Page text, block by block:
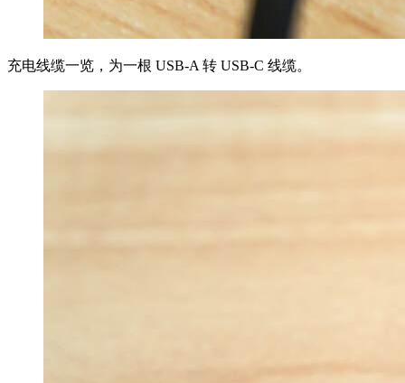
充电线缆一览，为一根 USB-A 转 USB-C 线缆。